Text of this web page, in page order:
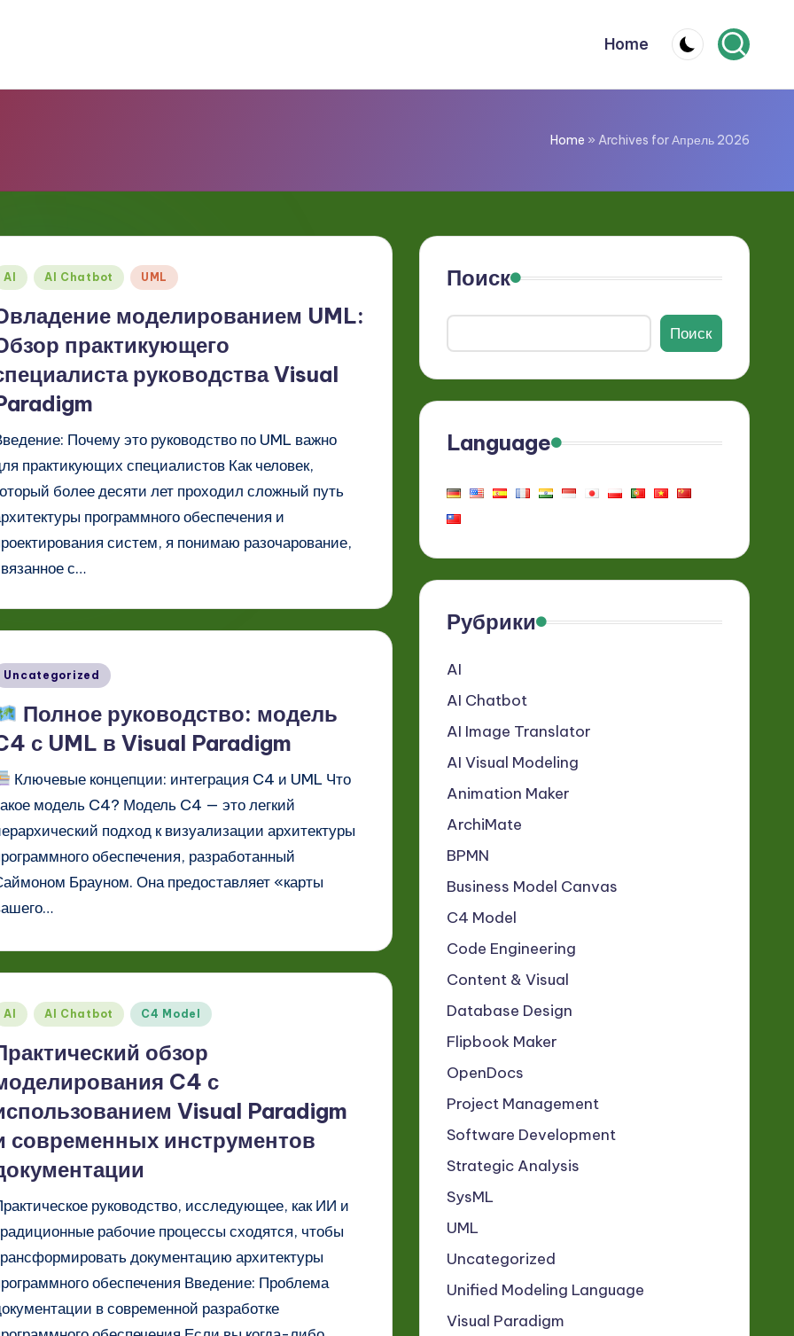
Home
Home » Archives for Апрель 2026
AI AI Chatbot UML
моделированием UML:
практикующего
руководства Visual
Почему это руководство по UML важно
практикующих специалистов Как человек,
более десяти лет проходил сложный путь
программного обеспечения и
систем, я понимаю разочарование,
с…
Uncategorized
Полное руководство: модель
с UML в Visual Paradigm
Ключевые концепции: интеграция C4 и UML Что
модель C4? Модель C4 — это легкий
подход к визуализации архитектуры
обеспечения, разработанный
Брауном. Она предоставляет «карты
AI AI Chatbot C4 Model
обзор
C4 с
Visual Paradigm
современных инструментов
руководство, исследующее, как ИИ и
рабочие процессы сходятся, чтобы
документацию архитектуры
обеспечения Введение: Проблема
в современной разработке
Поиск
Поиск
Language
Рубрики
AI
AI Chatbot
AI Image Translator
AI Visual Modeling
Animation Maker
ArchiMate
BPMN
Business Model Canvas
C4 Model
Code Engineering
Content & Visual
Database Design
Flipbook Maker
OpenDocs
Project Management
Software Development
Strategic Analysis
SysML
UML
Uncategorized
Unified Modeling Language
Visual Paradigm